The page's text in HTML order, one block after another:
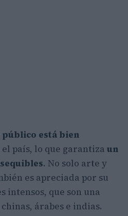
está bien
el país, lo que garantiza un
. No solo arte y
es apreciada por su
intensos, que son una
árabes e indias.